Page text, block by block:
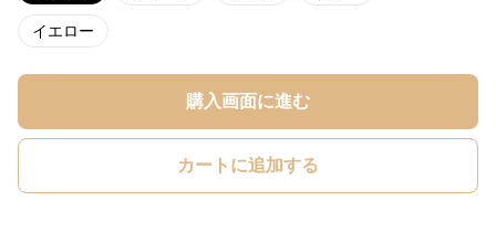
イエロー
購入画面に進む
カートに追加する